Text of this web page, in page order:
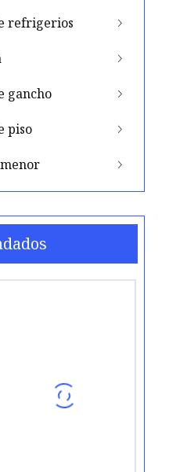
refrigerios
gancho
piso